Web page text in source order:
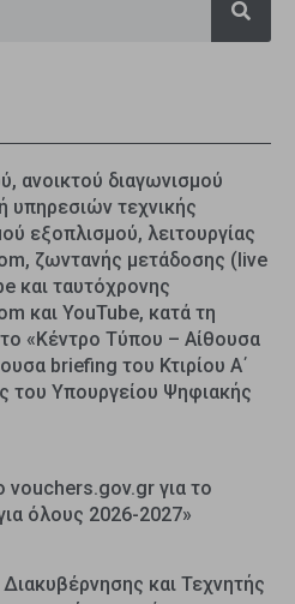
ανοικτού διαγωνισμού
τεχνικής
εξοπλισμού, λειτουργίας
ζωντανής μετάδοσης (live
και ταυτόχρονης
και YouTube, κατά τη
«Κέντρο Τύπου – Αίθουσα
briefing του Κτιρίου Α΄
του Υπουργείου Ψηφιακής
vouchers.gov.gr για το
όλους 2026-2027»
και Τεχνητής